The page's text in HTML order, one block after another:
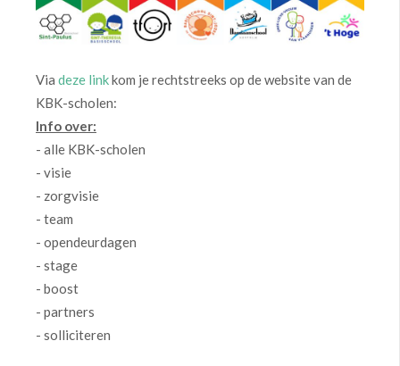
Via deze linkkom je rechtstreeks op de website van de
KBK-scholen:
Info over:
- alle KBK-scholen
- visie
- zorgvisie
- team
- opendeurdagen
- stage
- boost
- partners
- solliciteren